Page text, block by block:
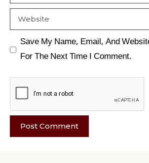
Website
Save My Name, Email, And
For The Next Time I Comment.